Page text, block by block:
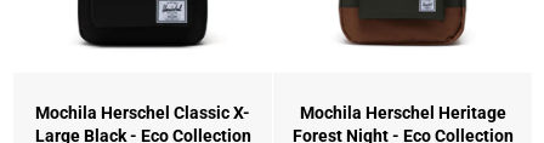
Mochila Herschel Classic X-
Large Black - Eco Collection
Mochila Herschel Heritage
Forest Night - Eco Collection